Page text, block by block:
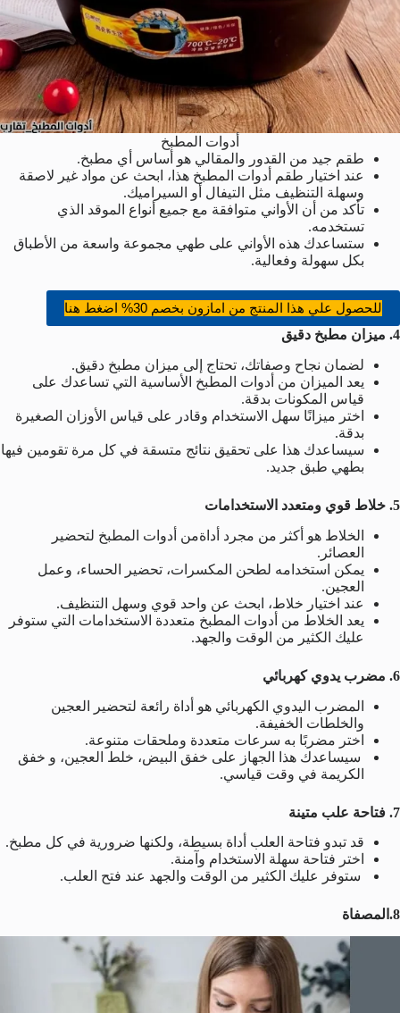
أدوات المطبخ
طقم جيد من القدور والمقالي هو أساس أي مطبخ.
عند اختيار طقم أدوات المطبخ هذا، ابحث عن مواد غير لاصقة
وسهلة التنظيف مثل التيفال أو السيراميك.
تأكد من أن الأواني متوافقة مع جميع أنواع الموقد الذي
تستخدمه.
ستساعدك هذه الأواني على طهي مجموعة واسعة من الأطباق
بكل سهولة وفعالية.
للحصول علي هذا المنتج من امازون بخصم 30% اضغط هنا
4. ميزان مطبخ دقيق
لضمان نجاح وصفاتك، تحتاج إلى ميزان مطبخ دقيق.
يعد الميزان من أدوات المطبخ الأساسية التي تساعدك على
قياس المكونات بدقة.
اختر ميزانًا سهل الاستخدام وقادر على قياس الأوزان الصغيرة
بدقة.
سيساعدك هذا على تحقيق نتائج متسقة في كل مرة تقومين فيها
بطهي طبق جديد.
5. خلاط قوي ومتعدد الاستخدامات
الخلاط هو أكثر من مجرد أداةمن أدوات المطبخ لتحضير
العصائر.
يمكن استخدامه لطحن المكسرات، تحضير الحساء، وعمل
العجين.
عند اختيار خلاط، ابحث عن واحد قوي وسهل التنظيف.
يعد الخلاط من أدوات المطبخ متعددة الاستخدامات التي ستوفر
عليك الكثير من الوقت والجهد.
6. مضرب يدوي كهربائي
المضرب اليدوي الكهربائي هو أداة رائعة لتحضير العجين
والخلطات الخفيفة.
اختر مضربًا به سرعات متعددة وملحقات متنوعة.
سيساعدك هذا الجهاز على خفق البيض، خلط العجين، و خفق
الكريمة في وقت قياسي.
7. فتاحة علب متينة
قد تبدو فتاحة العلب أداة بسيطة، ولكنها ضرورية في كل مطبخ.
اختر فتاحة سهلة الاستخدام وآمنة.
ستوفر عليك الكثير من الوقت والجهد عند فتح العلب.
8.المصفاة